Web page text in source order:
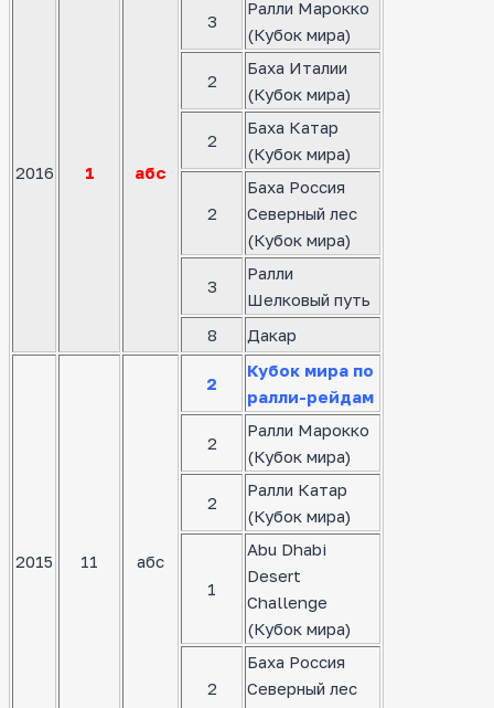
2016 1 абс
3
Ралли Марокко
(Кубок мира)
2
Баха Италии
(Кубок мира)
2
Баха Катар
(Кубок мира)
2
Баха Россия
Северный лес
(Кубок мира)
3
Ралли
Шелковый путь
8
Дакар
2015 11 абс
2
Кубок мира по
ралли-рейдам
2
Ралли Марокко
(Кубок мира)
2
Ралли Катар
(Кубок мира)
1
Abu Dhabi
Desert
Challenge
(Кубок мира)
2
Баха Россия
Северный лес